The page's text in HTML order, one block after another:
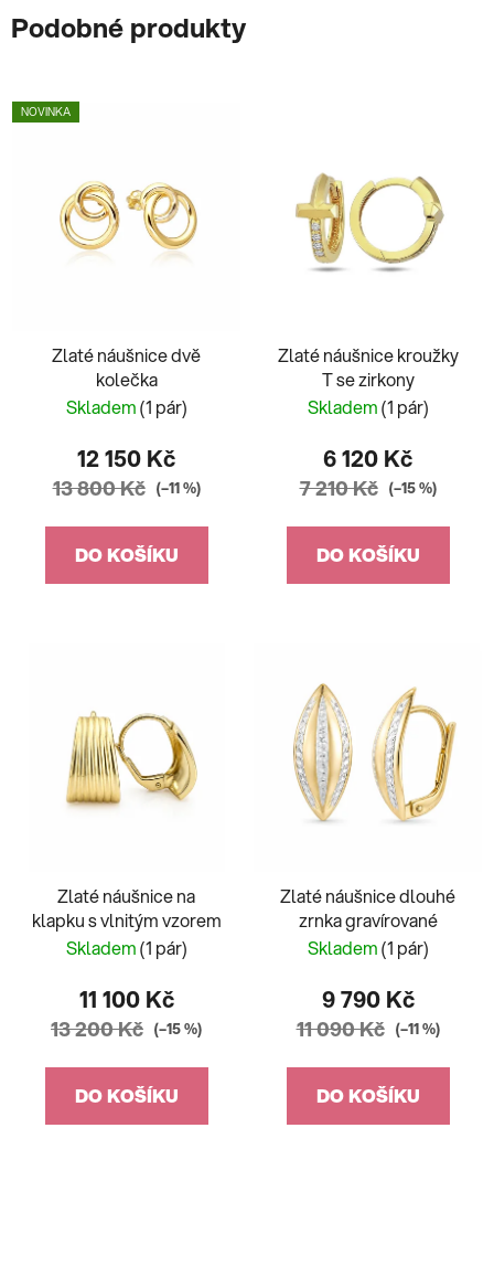
Podobné produkty
NOVINKA
Zlaté náušnice dvě
kolečka
Skladem(1 pár)
12 150 Kč
13 800 Kč (–11 %)
DO KOŠÍKU
Zlaté náušnice kroužky
T se zirkony
Skladem(1 pár)
6 120 Kč
7 210 Kč (–15 %)
DO KOŠÍKU
Zlaté náušnice na
klapku s vlnitým vzorem
Skladem(1 pár)
11 100 Kč
13 200 Kč (–15 %)
DO KOŠÍKU
Zlaté náušnice dlouhé
zrnka gravírované
Skladem(1 pár)
9 790 Kč
11 090 Kč (–11 %)
DO KOŠÍKU